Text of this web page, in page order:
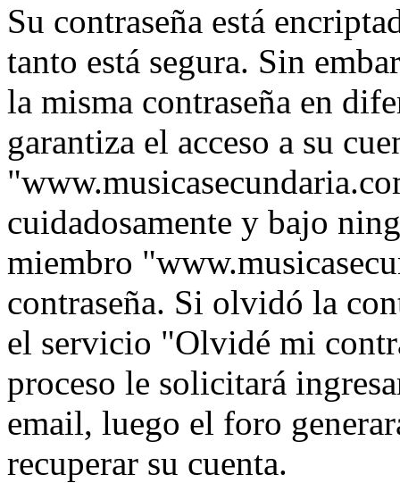
Su contraseña está
tanto está segura. Sin
la misma contraseña en
garantiza el acceso a su
cuidadosamente y bajo
miembro
contraseña. Si olvidó la
el servicio "Olvidé mi
proceso le solicitará
email, luego el foro
recuperar su cuenta.